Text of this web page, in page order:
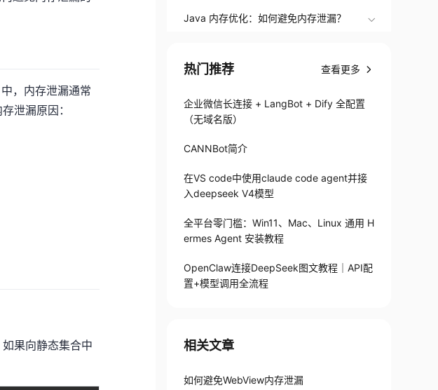
，内存泄漏通常
泄漏原因：
果向静态集合中
Java 内存优化：如何避免内存泄漏？
热门推荐 查看更多
企业微信长连接 + LangBot + Dify 全配置
（无域名版）
CANNBot简介
在VS code中使用claude code agent并接
入deepseek V4模型
全平台零门槛：Win11、Mac、Linux 通用 H
ermes Agent 安装教程
OpenClaw连接DeepSeek图文教程｜API配
置+模型调用全流程
相关文章
如何避免WebView内存泄漏